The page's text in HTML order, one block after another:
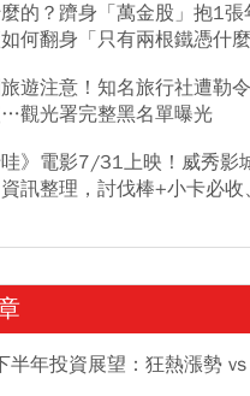
的？躋身「萬金股」抱1
何翻身「只有兩根鐵憑什
遊注意！知名旅行社遭勒
觀光署完整黑名單曝光
哇》電影7/31上映！威秀影
訊整理，討伐棒+小卡必收
半年投資展望：狂熱漲勢